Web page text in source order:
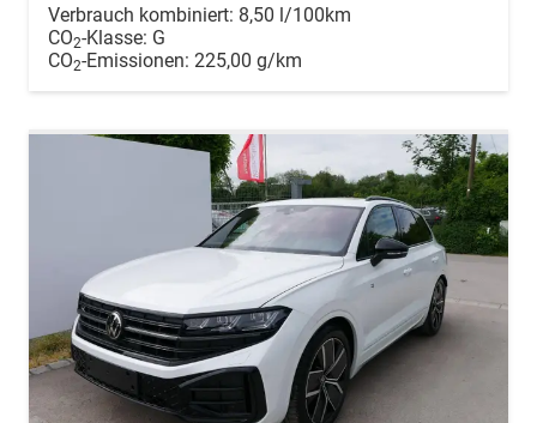
Verbrauch kombiniert: 8,50 l/100km
CO2-Klasse: G
CO2-Emissionen: 225,00 g/km